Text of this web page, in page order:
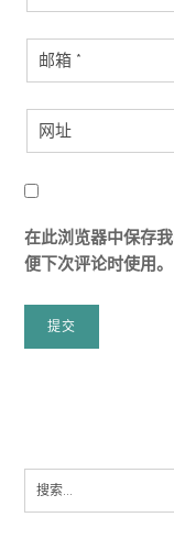
在此浏览器中保存
便下次评论时使用。
Search